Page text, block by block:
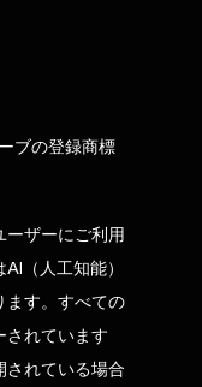
ブの登録商標
ーザーにご利用
（人工知能）
ます。すべての
されています
されている場合